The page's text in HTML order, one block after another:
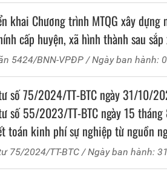
khai Chương trình MTQG xây
cấp huyện, xã hình thành sau sắp
5424/BNN-VPĐP / Ngày ban hành:
số 75/2024/TT-BTC ngày 31/10/
số 55/2023/TT-BTC ngày 15
toán kinh phí sự nghiệp từ nguồn
giai đoạn 2021-2025
75/2024/TT-BTC / Ngày ban hành: